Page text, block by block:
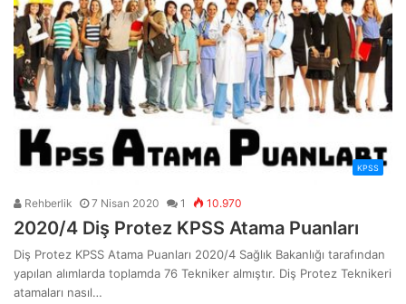
KPSS
Rehberlik 7 Nisan 2020 1 10.970
2020/4 Diş Protez KPSS Atama Puanları
Diş Protez KPSS Atama Puanları 2020/4 Sağlık Bakanlığı tarafından
yapılan alımlarda toplamda 76 Tekniker almıştır. Diş Protez Teknikeri
atamaları nasıl…